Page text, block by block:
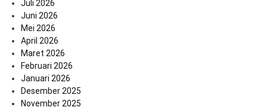
Juli 2026
Juni 2026
Mei 2026
April 2026
Maret 2026
Februari 2026
Januari 2026
Desember 2025
November 2025